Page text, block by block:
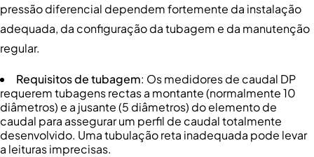
pressão diferencial dependem fortemente da instalação
adequada, da configuração da tubagem e da manutenção
regular.
Requisitos de tubagem: Os medidores de caudal DP
requerem tubagens rectas a montante (normalmente 10
diâmetros) e a jusante (5 diâmetros) do elemento de
caudal para assegurar um perfil de caudal totalmente
desenvolvido. Uma tubulação reta inadequada pode levar
a leituras imprecisas.